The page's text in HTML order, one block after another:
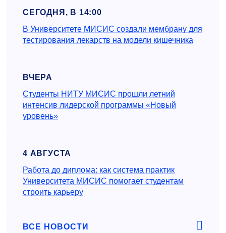
СЕГОДНЯ, В 14:00
В Университете МИСИС создали мембрану для
тестирования лекарств на модели кишечника
ВЧЕРА
Студенты НИТУ МИСИС прошли летний
интенсив лидерской программы «Новый
уровень»
4 АВГУСТА
Работа до диплома: как система практик
Университета МИСИС помогает студентам
строить карьеру
ВСЕ НОВОСТИ